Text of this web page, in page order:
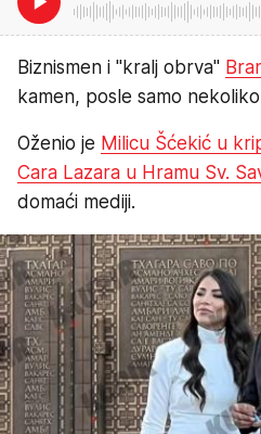
Biznismen i "kralj obrva"
kamen, posle samo
Oženio je Milicu Šćekić u
Cara Lazara u Hramu Sv.
domaći mediji.